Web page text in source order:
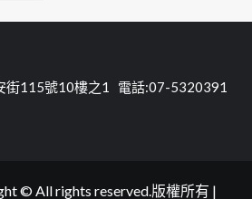
街115號10樓之1 電話:07-5320391
© All rights reserved.版權所有 |